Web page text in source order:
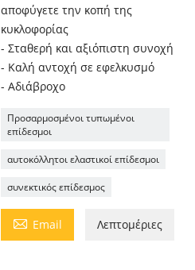
αποφύγετε την κοπή της
κυκλοφορίας
- Σταθερή και αξιόπιστη συνοχή
- Καλή αντοχή σε εφελκυσμό
- Αδιάβροχο
Προσαρμοσμένοι τυπωμένοι
επίδεσμοι
αυτοκόλλητοι ελαστικοί επίδεσμοι
συνεκτικός επίδεσμος
 Email Λεπτομέριες